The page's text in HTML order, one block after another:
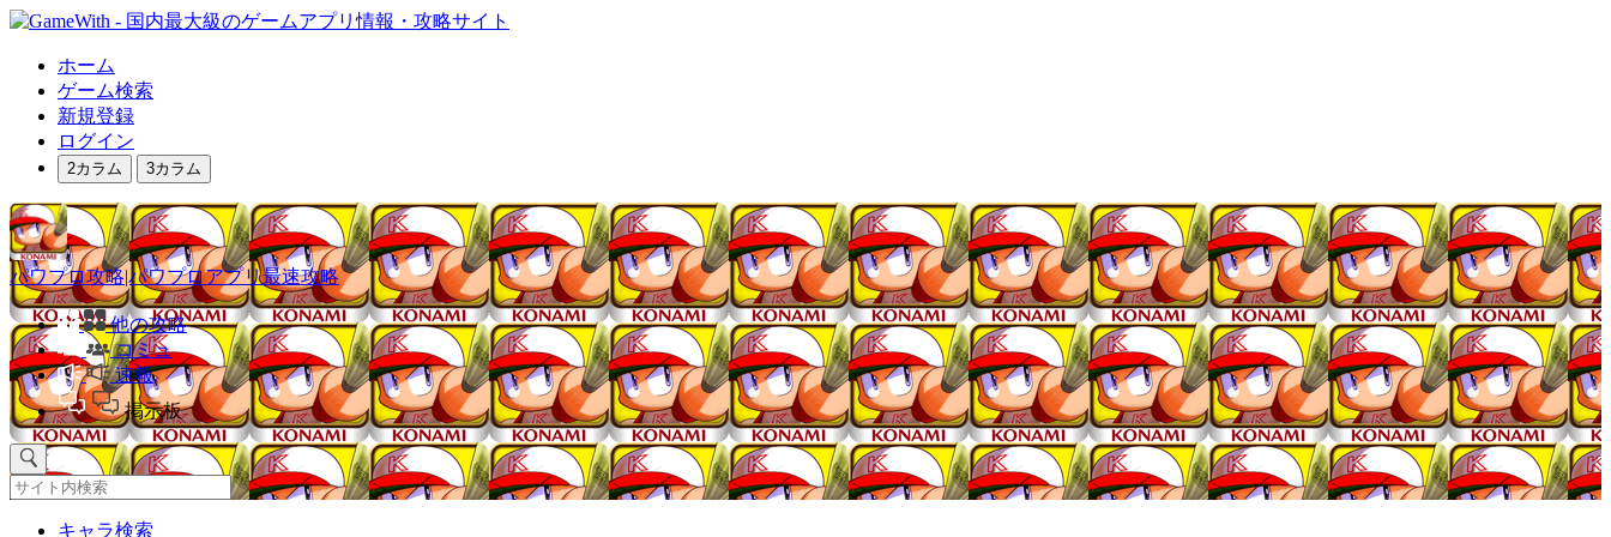
ホーム
ゲーム検索
新規登録
ログイン
2カラム 3カラム
パワプロ攻略|パワプロアプリ最速攻略
他の攻略
コミュ
速報
掲示板
キャラ検索